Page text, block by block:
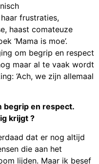
frustraties,
haast comateuze
‘Mama is moe’.
om begrip en respect
maar al te vaak wordt
‘Ach, we zijn allemaal
begrip en respect.
krijgt ?
dat er nog altijd
die aan het
lijden. Maar ik besef